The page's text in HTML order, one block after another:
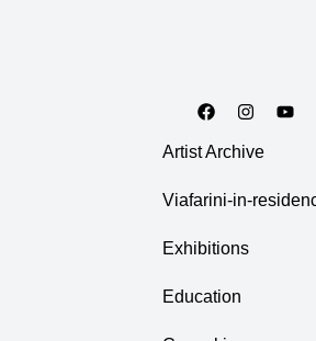
Artist Archive
Viafarini-in-
Exhibitions
Education